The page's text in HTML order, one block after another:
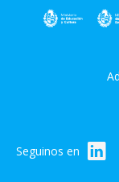
Seguinos en